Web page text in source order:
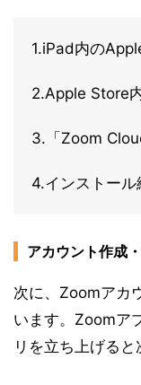
1.iPad内の
2.Apple Store
3.「Zoom
4.インストー
アカウント作成
次に、Zoomアカ
います。Zoomア
リを立ち上げると